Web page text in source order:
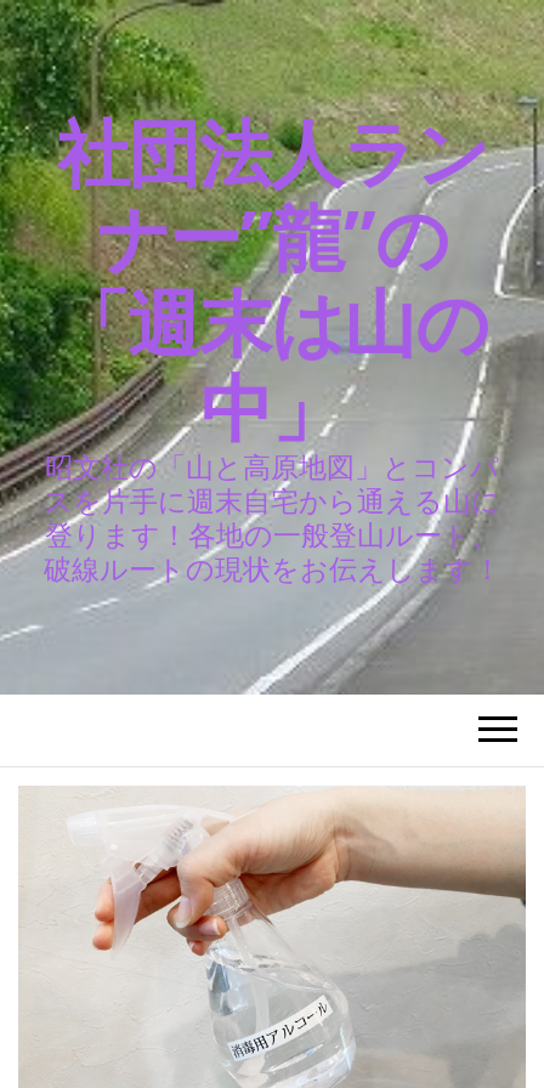
社団法人ラン
ナー”龍”の
「週末は山の
中」
昭文社の「山と高原地図」とコンパ
スを片手に週末自宅から通える山に
登ります！各地の一般登山ルート、
破線ルートの現状をお伝えします！